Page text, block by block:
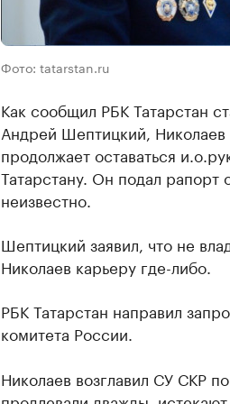
Фото: tatarstan.ru
Как сообщил РБК Татарстан
Андрей Шептицкий, Николаев
продолжает оставаться
Татарстану. Он подал рапорт
неизвестно.
Шептицкий заявил, что не
Николаев карьеру где-либо.
РБК Татарстан направил
комитета России.
Николаев возглавил СУ СКР